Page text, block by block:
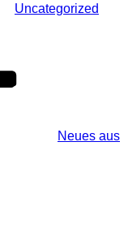
Uncategorized
Neues aus